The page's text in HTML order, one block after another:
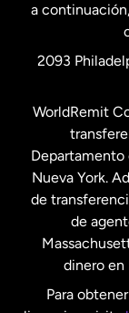
a
2093
WorldRemit
Departamento
Nueva York.
de
de
dinero en
Para